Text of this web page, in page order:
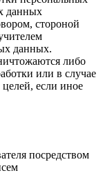
данных
стороной
данных.
либо
или в случае
если иное
посредством